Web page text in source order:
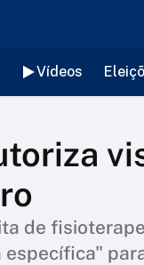
Vídeos
de
específica"